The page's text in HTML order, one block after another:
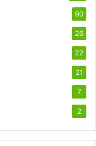
90
26
22
21
7
2